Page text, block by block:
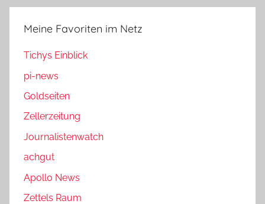
Meine Favoriten im Netz
Tichys Einblick
pi-news
Goldseiten
Zellerzeitung
Journalistenwatch
achgut
Apollo News
Zettels Raum